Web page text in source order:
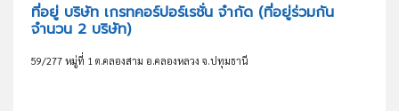
ที่อยู่ บริษัท เกรทคอร์ปอร์เรชั่น จำกัด (ที่อยู่ร่วมกัน
จำนวน 2 บริษัท)
59/277 หมู่ที่ 1 ต.คลองสาม อ.คลองหลวง จ.ปทุมธานี